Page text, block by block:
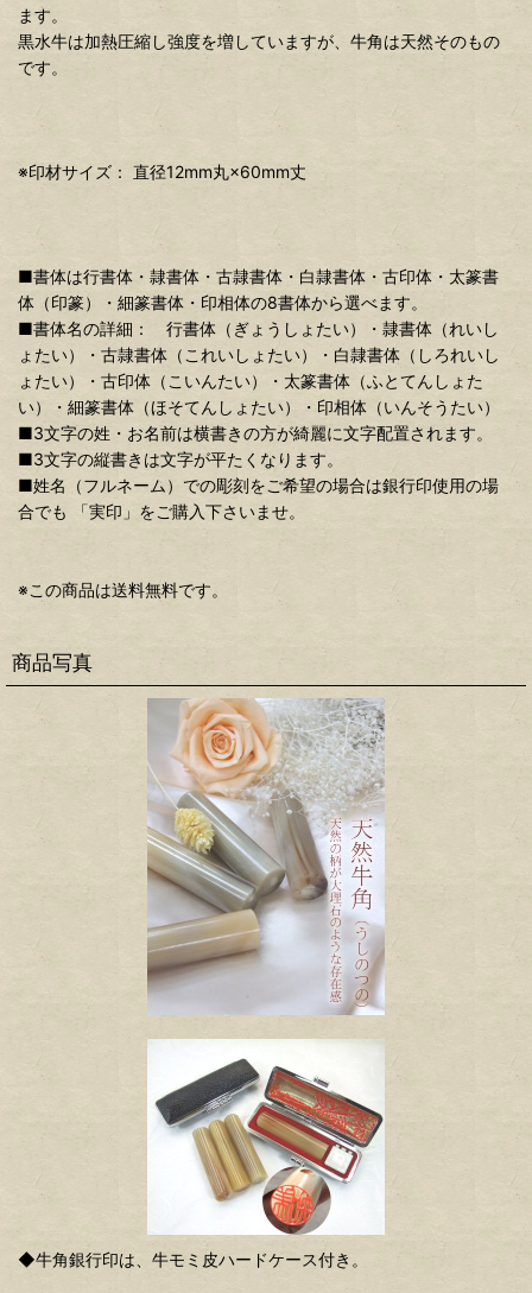
ます。
黒水牛は加熱圧縮し強度を増していますが、牛角は天然そのもの
です。
※印材サイズ： 直径12mm丸×60mm丈
■書体は行書体・隷書体・古隷書体・白隷書体・古印体・太篆書
体（印篆）・細篆書体・印相体の8書体から選べます。
■書体名の詳細： 行書体（ぎょうしょたい）・隷書体（れいし
ょたい）・古隷書体（これいしょたい）・白隷書体（しろれいし
ょたい）・古印体（こいんたい）・太篆書体（ふとてんしょた
い）・細篆書体（ほそてんしょたい）・印相体（いんそうたい）
■3文字の姓・お名前は横書きの方が綺麗に文字配置されます。
■3文字の縦書きは文字が平たくなります。
■姓名（フルネーム）での彫刻をご希望の場合は銀行印使用の場
合でも 「実印」をご購入下さいませ。
※この商品は送料無料です。
商品写真
◆牛角銀行印は、牛モミ皮ハードケース付き。